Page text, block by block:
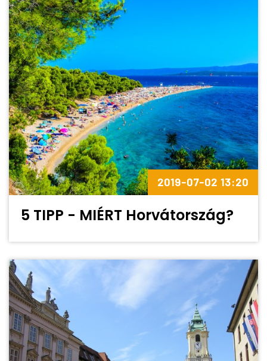
2019-07-02 13:20
5 TIPP - MIÉRT Horvátország?